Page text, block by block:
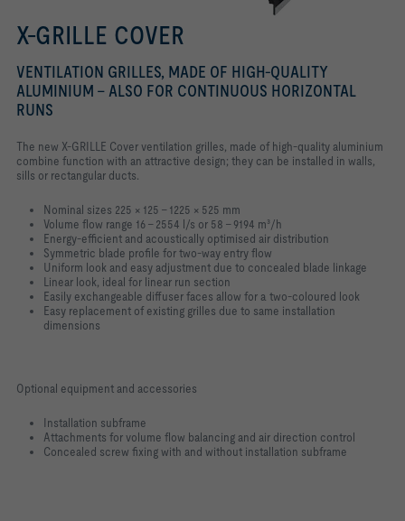
X-GRILLE COVER
VENTILATION GRILLES, MADE OF HIGH-QUALITY
ALUMINIUM – ALSO FOR CONTINUOUS HORIZONTAL
RUNS
The new X-GRILLE Cover ventilation grilles, made of high-quality aluminium
combine function with an attractive design; they can be installed in walls,
sills or rectangular ducts.
Nominal sizes 225 × 125 – 1225 × 525 mm
Volume flow range 16 – 2554 l/s or 58 – 9194 m³/h
Energy-efficient and acoustically optimised air distribution
Symmetric blade profile for two-way entry flow
Uniform look and easy adjustment due to concealed blade linkage
Linear look, ideal for linear run section
Easily exchangeable diffuser faces allow for a two-coloured look
Easy replacement of existing grilles due to same installation
dimensions
Optional equipment and accessories
Installation subframe
Attachments for volume flow balancing and air direction control
Concealed screw fixing with and without installation subframe